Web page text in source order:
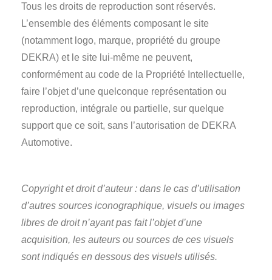
Tous les droits de reproduction sont réservés.
L’ensemble des éléments composant le site
(notamment logo, marque, propriété du groupe
DEKRA) et le site lui-même ne peuvent,
conformément au code de la Propriété Intellectuelle,
faire l’objet d’une quelconque représentation ou
reproduction, intégrale ou partielle, sur quelque
support que ce soit, sans l’autorisation de DEKRA
Automotive.
Copyright et droit d’auteur : dans le cas d’utilisation
d’autres sources iconographique, visuels ou images
libres de droit n’ayant pas fait l’objet d’une
acquisition, les auteurs ou sources de ces visuels
sont indiqués en dessous des visuels utilisés.